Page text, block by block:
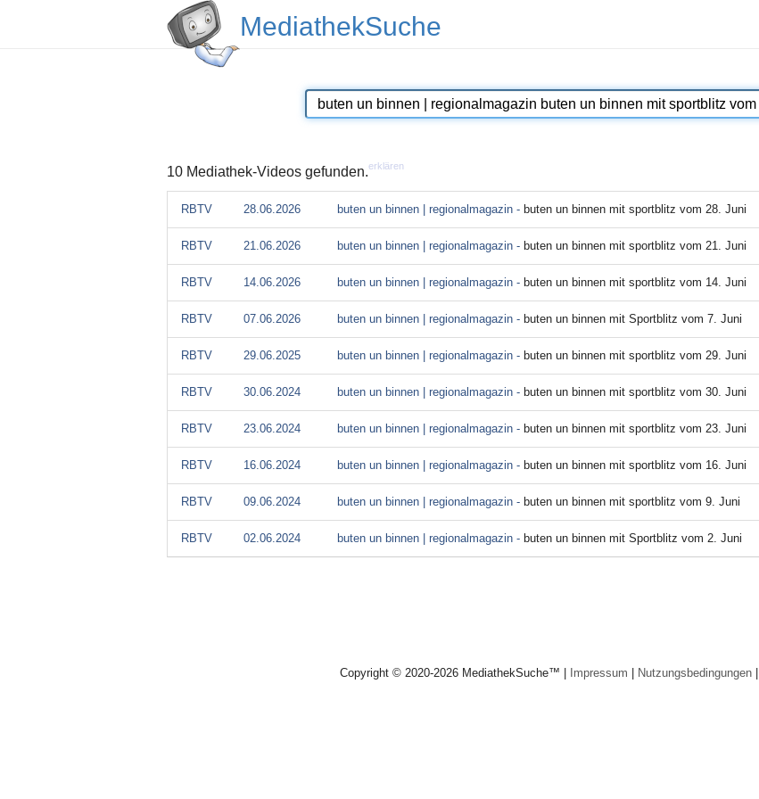
MediathekSuche
10 Mediathek-Videos gefunden.erklären
RBTV 28.06.2026 buten un binnen | regionalmagazin - buten un binnen mit sportblitz vom 28. Juni
RBTV 21.06.2026 buten un binnen | regionalmagazin - buten un binnen mit sportblitz vom 21. Juni
RBTV 14.06.2026 buten un binnen | regionalmagazin - buten un binnen mit sportblitz vom 14. Juni
RBTV 07.06.2026 buten un binnen | regionalmagazin - buten un binnen mit Sportblitz vom 7. Juni
RBTV 29.06.2025 buten un binnen | regionalmagazin - buten un binnen mit sportblitz vom 29. Juni
RBTV 30.06.2024 buten un binnen | regionalmagazin - buten un binnen mit sportblitz vom 30. Juni
RBTV 23.06.2024 buten un binnen | regionalmagazin - buten un binnen mit sportblitz vom 23. Juni
RBTV 16.06.2024 buten un binnen | regionalmagazin - buten un binnen mit sportblitz vom 16. Juni
RBTV 09.06.2024 buten un binnen | regionalmagazin - buten un binnen mit sportblitz vom 9. Juni
RBTV 02.06.2024 buten un binnen | regionalmagazin - buten un binnen mit Sportblitz vom 2. Juni
Copyright © 2020-2026 MediathekSuche™ | Impressum | Nutzungsbedingungen|